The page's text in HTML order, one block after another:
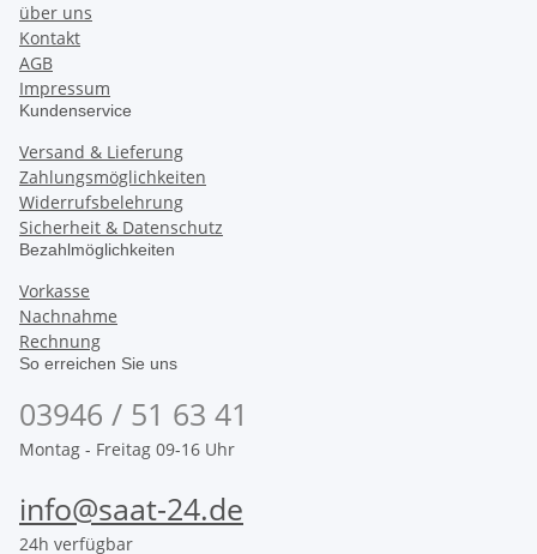
über uns
Kontakt
AGB
Impressum
Kundenservice
Versand & Lieferung
Zahlungsmöglichkeiten
Widerrufsbelehrung
Sicherheit & Datenschutz
Bezahlmöglichkeiten
Vorkasse
Nachnahme
Rechnung
So erreichen Sie uns
03946 / 51 63 41
Montag - Freitag 09-16 Uhr
info@saat-24.de
24h verfügbar